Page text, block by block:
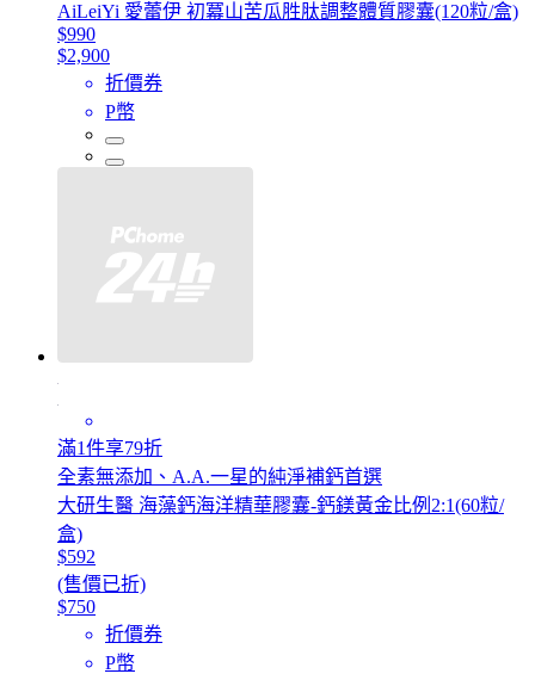
AiLeiYi 愛蕾伊 初冪山苦瓜胜肽調整體質膠囊(120粒/盒)
$990
$2,900
折價券
P幣
滿1件享79折
全素無添加、A.A.一星的純淨補鈣首選
大研生醫 海藻鈣海洋精華膠囊-鈣鎂黃金比例2:1(60粒/
盒)
$592
(售價已折)
$750
折價券
P幣